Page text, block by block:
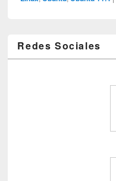
Redes Sociales